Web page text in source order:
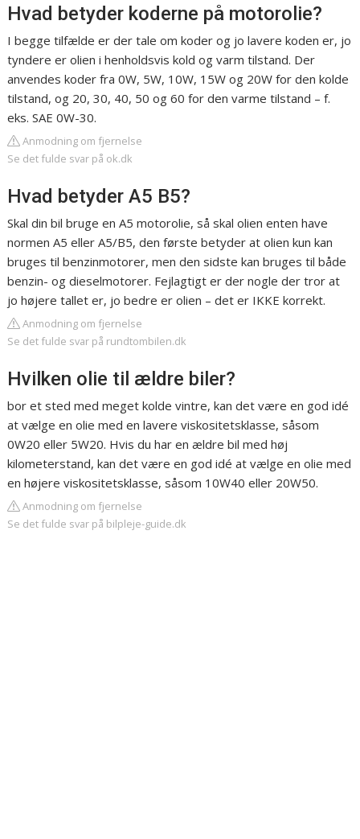
Hvad betyder koderne på motorolie?
I begge tilfælde er der tale om koder og jo lavere koden er, jo
tyndere er olien i henholdsvis kold og varm tilstand. Der
anvendes koder fra 0W, 5W, 10W, 15W og 20W for den kolde
tilstand, og 20, 30, 40, 50 og 60 for den varme tilstand – f.
eks. SAE 0W-30.
Anmodning om fjernelse
Se det fulde svar på ok.dk
Hvad betyder A5 B5?
Skal din bil bruge en A5 motorolie, så skal olien enten have
normen A5 eller A5/B5, den første betyder at olien kun kan
bruges til benzinmotorer, men den sidste kan bruges til både
benzin- og dieselmotorer. Fejlagtigt er der nogle der tror at
jo højere tallet er, jo bedre er olien – det er IKKE korrekt.
Anmodning om fjernelse
Se det fulde svar på rundtombilen.dk
Hvilken olie til ældre biler?
bor et sted med meget kolde vintre, kan det være en god idé
at vælge en olie med en lavere viskositetsklasse, såsom
0W20 eller 5W20. Hvis du har en ældre bil med høj
kilometerstand, kan det være en god idé at vælge en olie med
en højere viskositetsklasse, såsom 10W40 eller 20W50.
Anmodning om fjernelse
Se det fulde svar på bilpleje-guide.dk